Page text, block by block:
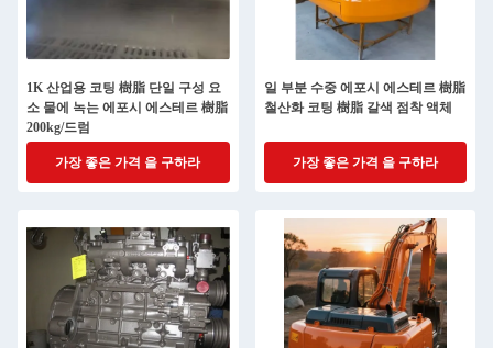
1K 산업용 코팅 樹脂 단일 구성 요
소 물에 녹는 에포시 에스테르 樹脂
200kg/드럼
가장 좋은 가격 을 구하라
일 부분 수중 에포시 에스테르 樹脂
철산화 코팅 樹脂 갈색 점착 액체
가장 좋은 가격 을 구하라